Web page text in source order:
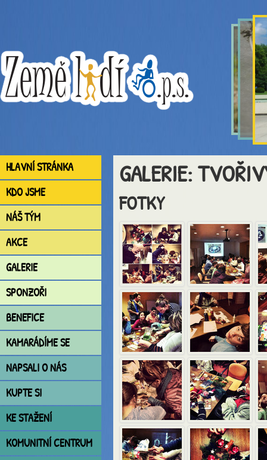
HLAVNÍ STRÁNKA
KDO JSME
NÁŠ TÝM
AKCE
GALERIE
SPONZOŘI
BENEFICE
KAMARÁDÍME SE
NAPSALI O NÁS
KUPTE SI
KE STAŽENÍ
KOMUNITNÍ CENTRUM
GALERIE:
FOTKY